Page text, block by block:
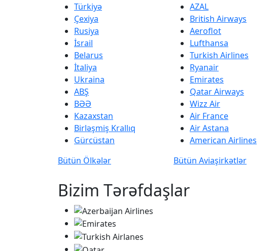
Türkiyə
Çexiya
Rusiya
İsrail
Belarus
İtaliya
Ukraina
ABŞ
BƏƏ
Kazaxstan
Birləşmiş Krallıq
Gürcüstan
Bütün Ölkələr
AZAL
British Airways
Aeroflot
Lufthansa
Turkish Airlines
Ryanair
Emirates
Qatar Airways
Wizz Air
Air France
Air Astana
American Airlines
Bütün Aviaşirkətlər
Bizim Tərəfdaşlar